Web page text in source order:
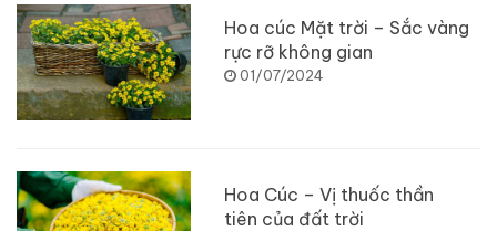
Hoa cúc Mặt trời – Sắc vàng
rực rỡ không gian
01/07/2024
Hoa Cúc – Vị thuốc thần
tiên của đất trời